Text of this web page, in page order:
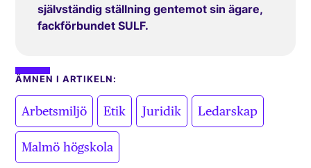
självständig ställning gentemot sin ägare,
fackförbundet SULF.
ÄMNEN I ARTIKELN:
Arbetsmiljö Etik Juridik Ledarskap
Malmö högskola